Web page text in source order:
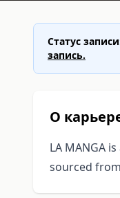
Статус
запись.
О
LA MANGA
sourced